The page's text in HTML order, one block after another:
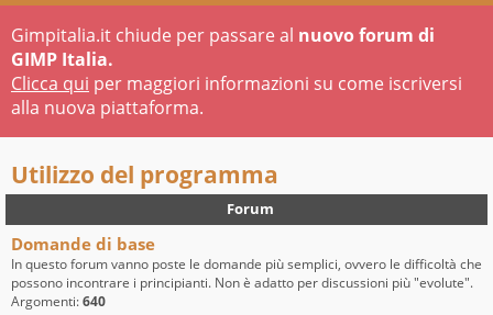
r
Gimpitalia.it chiude per passare al nuovo forum di
GIMP Italia.
Clicca qui per maggiori informazioni su come iscriversi
alla nuova piattaforma.
Utilizzo del programma
Forum
Domande di base
In questo forum vanno poste le domande più semplici, ovvero le difficoltà che
possono incontrare i principianti. Non è adatto per discussioni più "evolute".
Argomenti:640